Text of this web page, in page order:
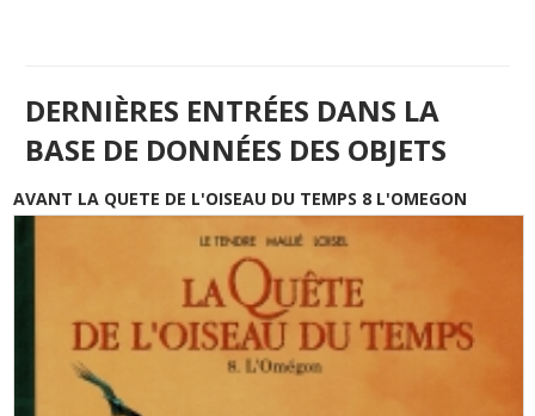
DERNIÈRES ENTRÉES DANS LA
BASE DE DONNÉES DES OBJETS
AVANT LA QUETE DE L'OISEAU DU TEMPS 8 L'OMEGON